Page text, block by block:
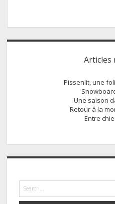
Sidebar
Articles
Pissenlit, une
Une saison
Retour à la
Entre
Search